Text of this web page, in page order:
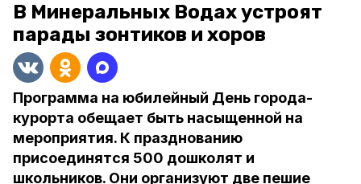
В Минеральных Водах устроят
парады зонтиков и хоров
Программа на юбилейный День города-
курорта обещает быть насыщенной на
мероприятия. К празднованию
присоединятся 500 дошколят и
школьников. Они организуют две пешие